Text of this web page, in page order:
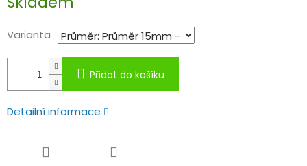
cena:
Varianta
Přidat do košíku
Detailní informace